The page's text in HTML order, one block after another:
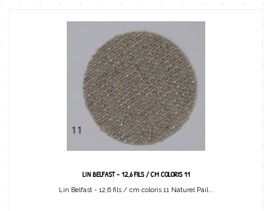
LIN BELFAST - 12,6 FILS / CM COLORIS 11
Lin Belfast - 12,6 fils / cm coloris 11 Naturel Pail...